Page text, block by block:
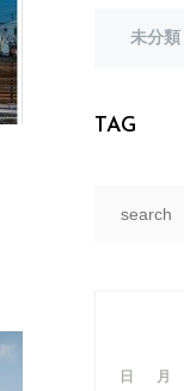
未分類
TAG
日 月